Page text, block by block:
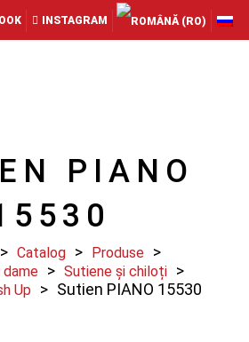
INSTAGRAM
PIANO
Catalog
Produse
dame
Sutiene și chiloți
Up
Sutien PIANO 15530